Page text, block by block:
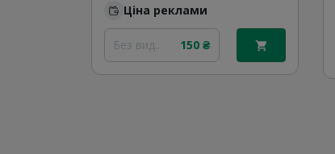
Ціна реклами
Без вид.. 150 ₴